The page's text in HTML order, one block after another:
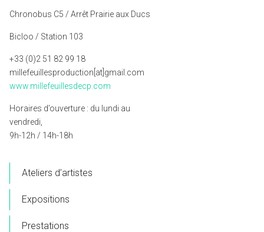
Chronobus C5 / Arrêt Prairie aux Ducs
Bicloo / Station 103
+33 (0)2 51 82 99 18
millefeuillesproduction[at]gmail.com
www.millefeuillesdecp.com
Horaires d’ouverture : du lundi au
vendredi,
9h-12h / 14h-18h
Ateliers d’artistes
Expositions
Prestations